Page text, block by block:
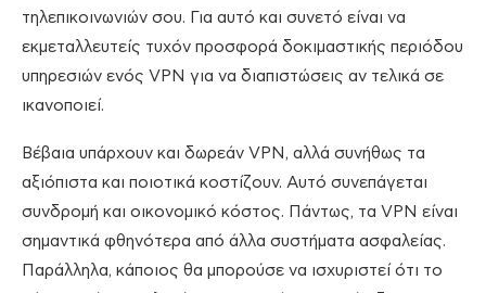
τηλεπικοινωνιών σου. Για αυτό και συνετό είναι να
εκμεταλλευτείς τυχόν προσφορά δοκιμαστικής περιόδου
υπηρεσιών ενός VPΝ για να διαπιστώσεις αν τελικά σε
ικανοποιεί.
Βέβαια υπάρχουν και δωρεάν VPN, αλλά συνήθως τα
αξιόπιστα και ποιοτικά κοστίζουν. Αυτό συνεπάγεται
συνδρομή και οικονομικό κόστος. Πάντως, τα VPN είναι
σημαντικά φθηνότερα από άλλα συστήματα ασφαλείας.
Παράλληλα, κάποιος θα μπορούσε να ισχυριστεί ότι το